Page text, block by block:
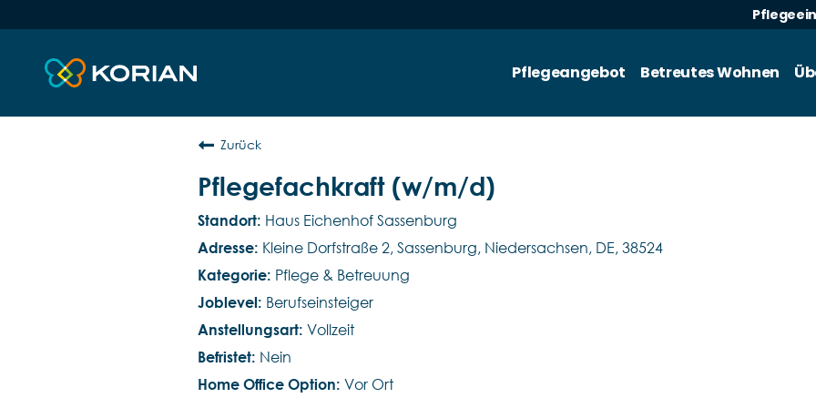
Pflegeangebot Betreutes Wohnen
Zurück
Pflegefachkraft (w/m/d)
Haus Eichenhof Sassenburg
Kleine Dorfstraße 2, Sassenburg, Niedersachsen, DE, 38524
Pflege & Betreuung
Berufseinsteiger
Vollzeit
Nein
Vor Ort